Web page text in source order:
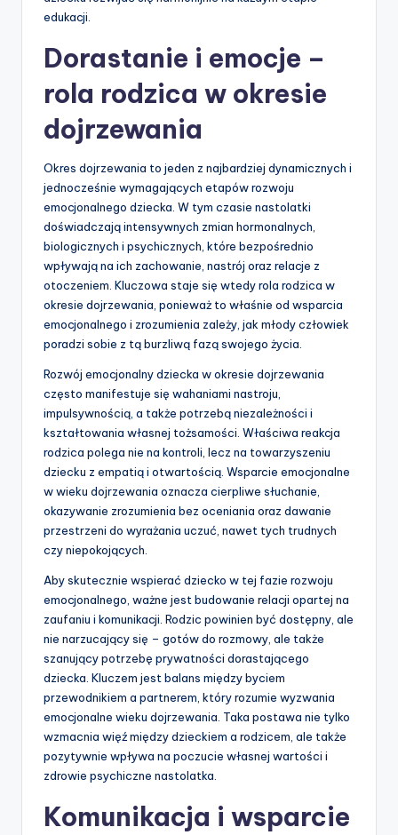
edukacji.
Dorastanie i emocje –
rola rodzica w okresie
dojrzewania
Okres dojrzewania to jeden z najbardziej dynamicznych i
jednocześnie wymagających etapów rozwoju
emocjonalnego dziecka. W tym czasie nastolatki
doświadczają intensywnych zmian hormonalnych,
biologicznych i psychicznych, które bezpośrednio
wpływają na ich zachowanie, nastrój oraz relacje z
otoczeniem. Kluczowa staje się wtedy rola rodzica w
okresie dojrzewania, ponieważ to właśnie od wsparcia
emocjonalnego i zrozumienia zależy, jak młody człowiek
poradzi sobie z tą burzliwą fazą swojego życia.
Rozwój emocjonalny dziecka w okresie dojrzewania
często manifestuje się wahaniami nastroju,
impulsywnością, a także potrzebą niezależności i
kształtowania własnej tożsamości. Właściwa reakcja
rodzica polega nie na kontroli, lecz na towarzyszeniu
dziecku z empatią i otwartością. Wsparcie emocjonalne
w wieku dojrzewania oznacza cierpliwe słuchanie,
okazywanie zrozumienia bez oceniania oraz dawanie
przestrzeni do wyrażania uczuć, nawet tych trudnych
czy niepokojących.
Aby skutecznie wspierać dziecko w tej fazie rozwoju
emocjonalnego, ważne jest budowanie relacji opartej na
zaufaniu i komunikacji. Rodzic powinien być dostępny, ale
nie narzucający się – gotów do rozmowy, ale także
szanujący potrzebę prywatności dorastającego
dziecka. Kluczem jest balans między byciem
przewodnikiem a partnerem, który rozumie wyzwania
emocjonalne wieku dojrzewania. Taka postawa nie tylko
wzmacnia więź między dzieckiem a rodzicem, ale także
pozytywnie wpływa na poczucie własnej wartości i
zdrowie psychiczne nastolatka.
Komunikacja i wsparcie